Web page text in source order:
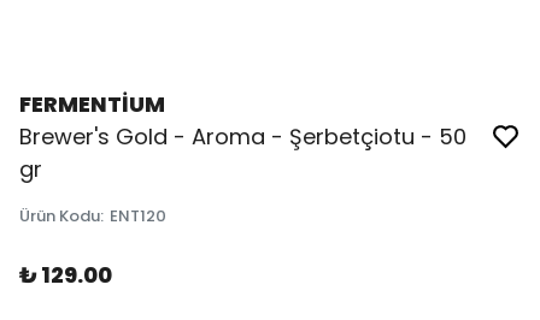
FERMENTİUM
Brewer's Gold - Aroma - Şerbetçiotu - 50
gr
Ürün Kodu: ENT120
₺ 129.00